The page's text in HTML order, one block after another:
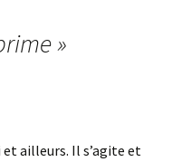
»
et ailleurs. Il s’agite et